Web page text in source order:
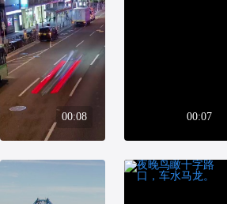
00:08 00:07